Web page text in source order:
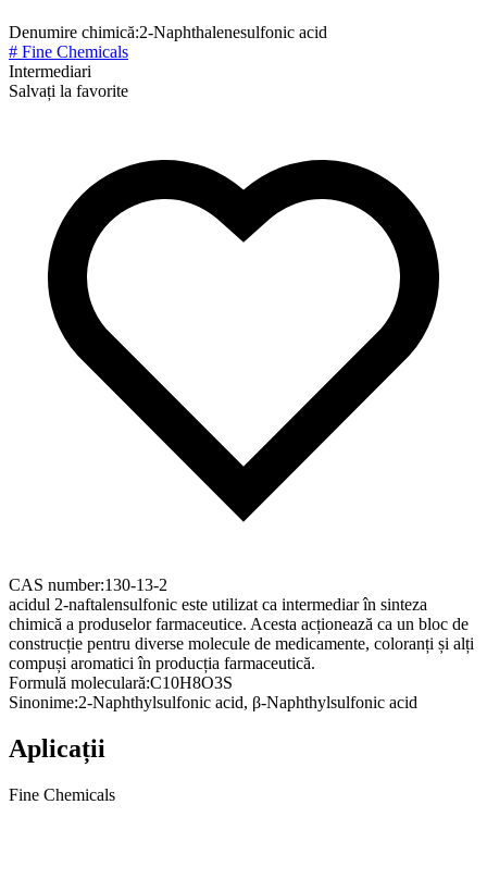
Denumire chimică:2-Naphthalenesulfonic acid
# Fine Chemicals
Intermediari
Salvați la favorite
CAS number:130-13-2
acidul 2-naftalensulfonic este utilizat ca intermediar în sinteza
chimică a produselor farmaceutice. Acesta acționează ca un bloc de
construcție pentru diverse molecule de medicamente, coloranți și alți
compuși aromatici în producția farmaceutică.
Formulă moleculară:C10H8O3S
Sinonime:2-Naphthylsulfonic acid, β-Naphthylsulfonic acid
Aplicații
Fine Chemicals